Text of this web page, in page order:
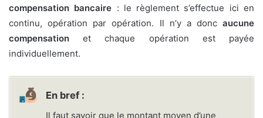
compensation bancaire : le règlement s’effectue ici en
continu, opération par opération. Il n’y a donc aucune
compensation et chaque opération est payée
individuellement.
En bref :
Il faut savoir que le montant moyen d’une